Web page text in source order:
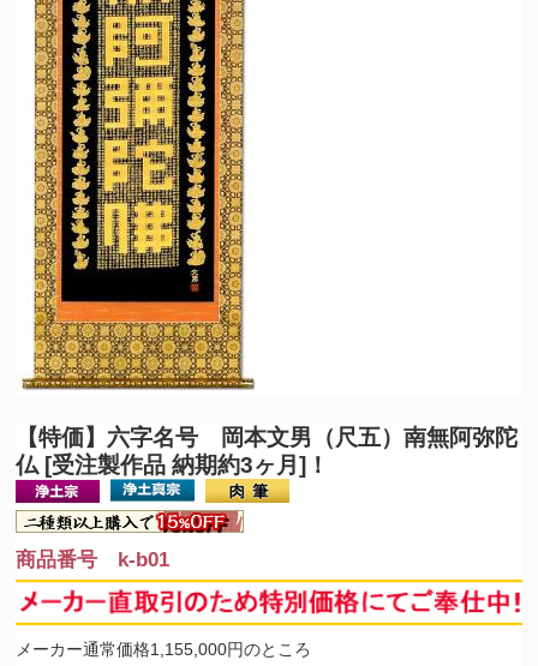
【特価】六字名号 岡本文男（尺五）南無阿弥陀
仏 [受注製作品 納期約3ヶ月]！
商品番号 k-b01
メーカー通常価格1,155,000円のところ